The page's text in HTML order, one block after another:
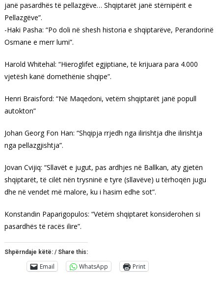
janë pasardhës të pellazgëve… Shqiptarët janë stërnipërit e
Pellazgëve”.
-Haki Pasha: “Po doli në shesh historia e shqiptarëve, Perandorinë
Osmane e merr lumi”.
Harold Whitehal: “Hieroglifet egjiptiane, të krijuara para 4.000
vjetësh kanë domethënie shqipe”.
Henri Braisford: “Në Maqedoni, vetëm shqiptarët janë popull
autokton”
Johan Georg Fon Han: “Shqipja rrjedh nga ilirishtja dhe ilirishtja
nga pellazgjishtja”.
Jovan Cvijiq: “Sllavët e jugut, pas ardhjes në Ballkan, aty gjetën
shqiptarët, të cilët nën trysninë e tyre (sllavëve) u tërhoqën jugu
dhe në vendet më malore, ku i hasim edhe sot”.
Konstandin Paparigopulos: “Vetëm shqiptaret konsiderohen si
pasardhës të racës ilire”.
Shpërndaje këtë: / Share this:
Email WhatsApp Print